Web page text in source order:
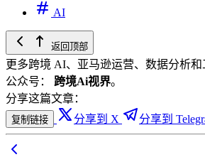
AI
返回顶部
更多跨境 AI、亚马逊运营、数据分析
公众号： 跨境Ai视界。
分享这篇文章：
复制链接 分享到 X 分享到